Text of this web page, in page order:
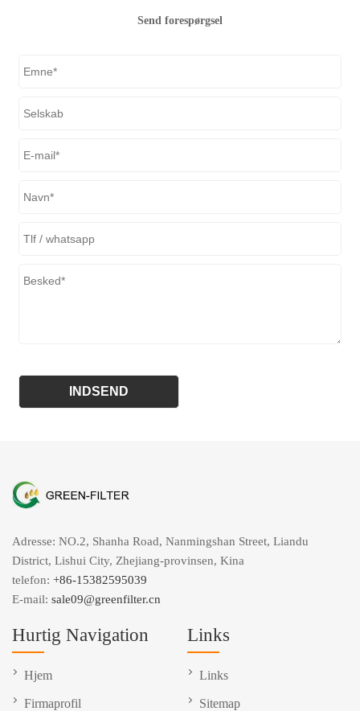
Send forespørgsel
Adresse: NO.2, Shanha Road, Nanmingshan Street, Liandu
District, Lishui City, Zhejiang-provinsen, Kina
telefon: +86-15382595039
E-mail: sale09@greenfilter.cn
Hurtig Navigation
Hjem
Firmaprofil
Links
Links
Sitemap